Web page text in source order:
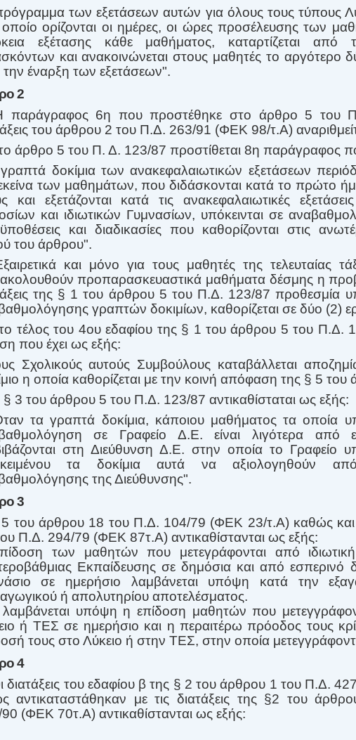
των εξετάσεων αυτών για όλους τους τύπους
ορίζονται οι ημέρες, οι ώρες προσέλευσης των
εξέτασης κάθε μαθήματος, καταρτίζεται
και ανακοινώνεται στους μαθητές το αργότερο
έναρξη των εξετάσεων".
2
παράγραφος 6η που προστέθηκε στο άρθρο 5 του
του άρθρου 2 του Π.Δ. 263/91 (ΦΕΚ 98/τ.Α)
άρθρο 5 του Π. Δ. 123/87 προστίθεται 8η παράγραφος
δοκίμια των ανακεφαλαιωτικών εξετάσεων
των μαθημάτων, που διδάσκονται κατά το πρώτο
και εξετάζονται κατά τις ανακεφαλαιωτικές
και ιδιωτικών Γυμνασίων, υπόκεινται σε
και διαδικασίες που καθορίζονται στις
του άρθρου".
και μόνο για τους μαθητές της τελευταίας
προπαρασκευαστικά μαθήματα δέσμης η
της § 1 του άρθρου 5 του Π.Δ. 123/87 προθεσμία
γραπτών δοκιμίων, καθορίζεται σε δύο (2)
τέλος του 4ου εδαφίου της § 1 του άρθρου 5 του Π.Δ.
που έχει ως εξής:
Σχολικούς αυτούς Συμβούλους καταβάλλεται
η οποία καθορίζεται με την κοινή απόφαση της § 5
3 του άρθρου 5 του Π.Δ. 123/87 αντικαθίσταται ως εξής:
τα γραπτά δοκίμια, κάποιου μαθήματος τα οποία
σε Γραφείο Δ.Ε. είναι λιγότερα από
στη Διεύθυνση Δ.Ε. στην οποία το Γραφείο
τα δοκίμια αυτά να αξιολογηθούν
της Διεύθυνσης".
3
του άρθρου 18 του Π.Δ. 104/79 (ΦΕΚ 23/τ.Α) καθώς
Π.Δ. 294/79 (ΦΕΚ 87τ.Α) αντικαθίστανται ως εξής:
των μαθητών που μετεγράφονται από
Εκπαίδευσης σε δημόσια και από εσπερινό
σε ημερήσιο λαμβάνεται υπόψη κατά την
ή απολυτηρίου αποτελέσματος.
υπόψη η επίδοση μαθητών που
ή ΤΕΣ σε ημερήσιο και η περαιτέρω πρόοδος τους
τους στο Λύκειο ή στην ΤΕΣ, στην οποία
4
διατάξεις του εδαφίου β της § 2 του άρθρου 1 του Π.Δ.
αντικαταστάθηκαν με τις διατάξεις της §2 του
(ΦΕΚ 70τ.Α) αντικαθίστανται ως εξής: